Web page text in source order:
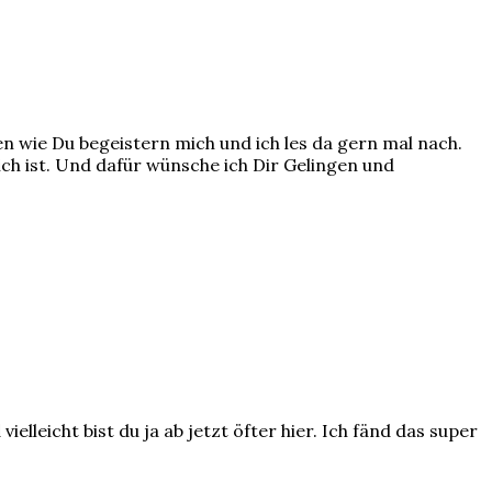
wie Du begeistern mich und ich les da gern mal nach.
ist. Und dafür wünsche ich Dir Gelingen und
vielleicht bist du ja ab jetzt öfter hier. Ich fänd das super